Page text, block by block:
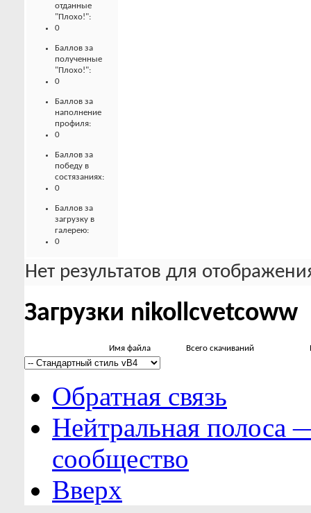
отданные
"Плохо!":
0
Баллов за
полученные
"Плохо!":
0
Баллов за
наполнение
профиля:
0
Баллов за
победу в
состязаниях:
0
Баллов за
загрузку в
галерею:
0
Нет результатов для
Загрузки nikollcvetcoww
Имя файла Всего скачиваний
Обратная связь
Нейтральная полоса
сообщество
Вверх